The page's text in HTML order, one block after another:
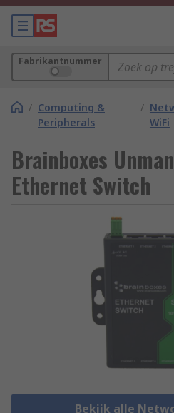
Fabrikantnummer
/ Computing &
Peripherals
/
WiFi
Brainboxes
Ethernet Switch
Bekijk alle